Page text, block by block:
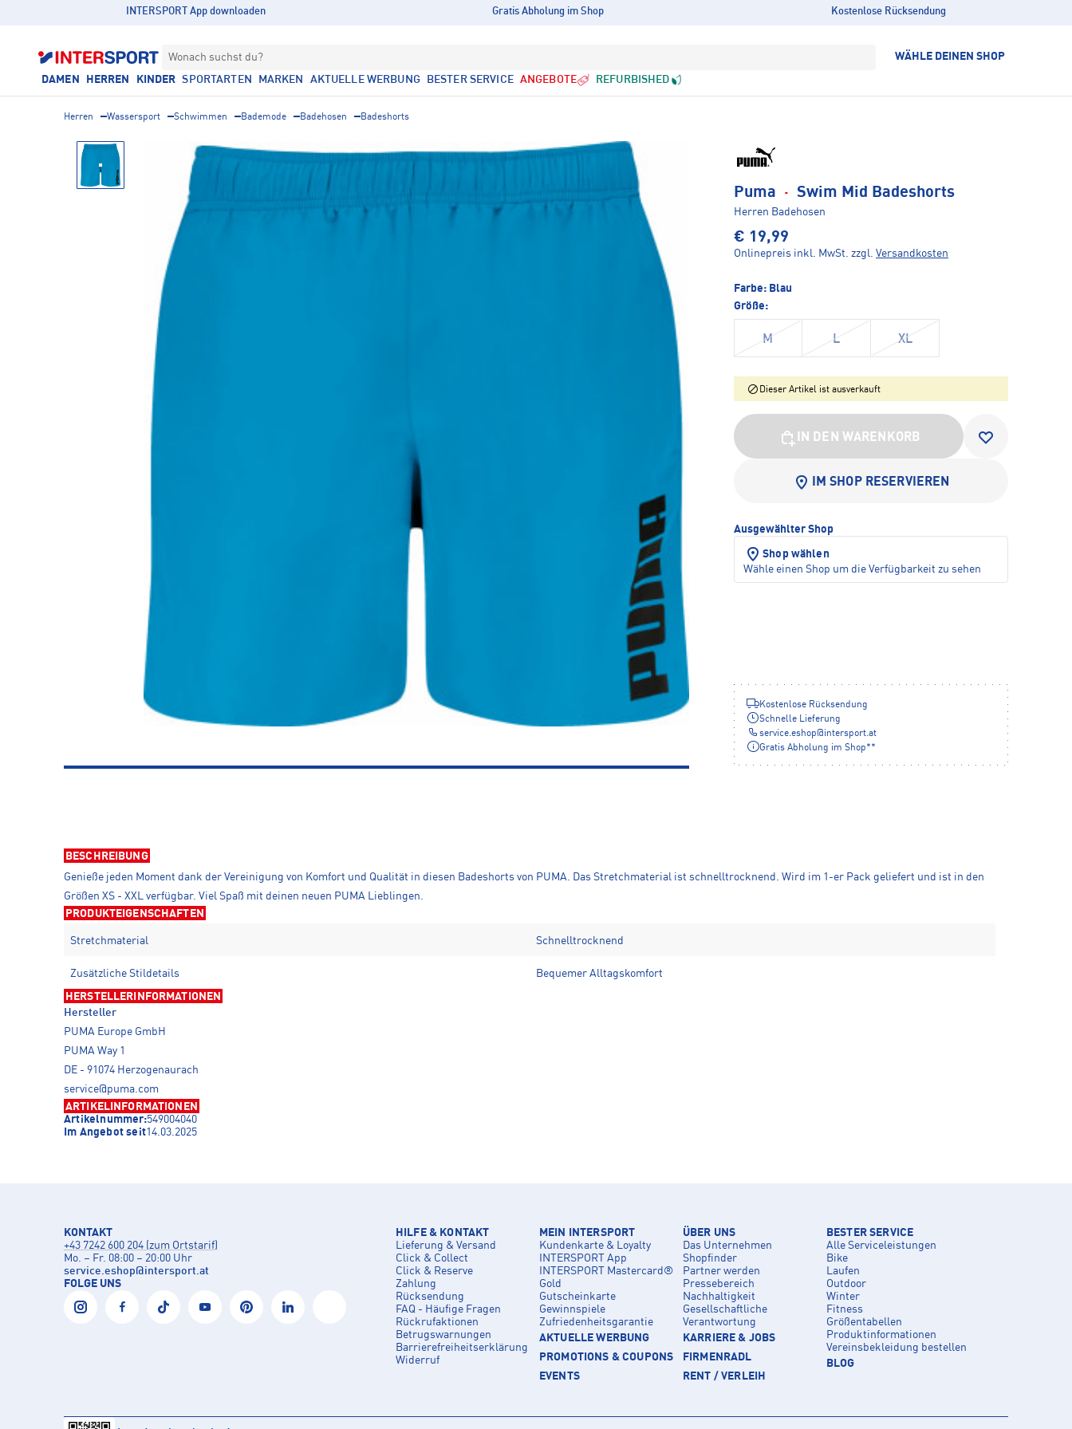
INTERSPORT App downloaden Gratis Abholung im Shop Kostenlose Rücksendung
Wonach suchst du? WÄHLE DEINEN SHOP
DAMEN HERREN KINDER SPORTARTEN MARKEN AKTUELLE WERBUNG BESTER SERVICE ANGEBOTE REFURBISHED
Herren Wassersport Schwimmen Bademode Badehosen Badeshorts
Puma · Swim Mid Badeshorts
Herren Badehosen
€ 19,99
Onlinepreis inkl. MwSt. zzgl. Versandkosten
Farbe: Blau
Größe:
M L XL
Dieser Artikel ist ausverkauft
IN DEN WARENKORB
IM SHOP RESERVIEREN
Ausgewählter Shop
Shop wählen
Wähle einen Shop um die Verfügbarkeit zu sehen
Kostenlose Rücksendung
Schnelle Lieferung
service.eshop@intersport.at
Gratis Abholung im Shop**
BESCHREIBUNG
Genieße jeden Moment dank der Vereinigung von Komfort und Qualität in diesen Badeshorts von PUMA. Das Stretchmaterial ist schnelltrocknend. Wird im 1-er Pack geliefert und ist in den
Größen XS - XXL verfügbar. Viel Spaß mit deinen neuen PUMA Lieblingen.
PRODUKTEIGENSCHAFTEN
Stretchmaterial Schnelltrocknend
Zusätzliche Stildetails Bequemer Alltagskomfort
HERSTELLERINFORMATIONEN
Hersteller
PUMA Europe GmbH
PUMA Way 1
DE - 91074 Herzogenaurach
service@puma.com
ARTIKELINFORMATIONEN
Artikelnummer:549004040
Im Angebot seit14.03.2025
KONTAKT
+43 7242 600 204 (zum Ortstarif)
Mo. – Fr. 08:00 – 20:00 Uhr
service.eshop@intersport.at
FOLGE UNS
HILFE & KONTAKT
Lieferung & Versand
Click & Collect
Click & Reserve
Zahlung
Rücksendung
FAQ - Häufige Fragen
Rückrufaktionen
Betrugswarnungen
Barrierefreiheitserklärung
Widerruf
MEIN INTERSPORT
Kundenkarte & Loyalty
INTERSPORT App
INTERSPORT Mastercard®
Gold
Gutscheinkarte
Gewinnspiele
Zufriedenheitsgarantie
AKTUELLE WERBUNG
PROMOTIONS & COUPONS
EVENTS
ÜBER UNS
Das Unternehmen
Shopfinder
Partner werden
Pressebereich
Nachhaltigkeit
Gesellschaftliche
Verantwortung
KARRIERE & JOBS
FIRMENRADL
RENT / VERLEIH
BESTER SERVICE
Alle Serviceleistungen
Bike
Laufen
Outdoor
Winter
Fitness
Größentabellen
Produktinformationen
Vereinsbekleidung bestellen
BLOG